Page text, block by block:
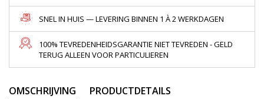
SNEL IN HUIS — LEVERING BINNEN 1 À 2 WERKDAGEN
100% TEVREDENHEIDSGARANTIE NIET TEVREDEN - GELD
TERUG ALLEEN VOOR PARTICULIEREN
OMSCHRIJVING PRODUCTDETAILS